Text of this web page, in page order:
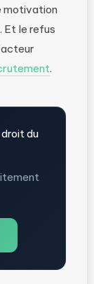
motivation
Et le refus
.
du